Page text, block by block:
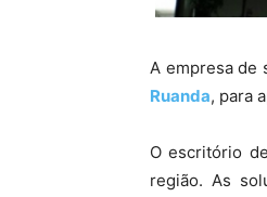
A empresa de
Ruanda, para
O escritório
região. As